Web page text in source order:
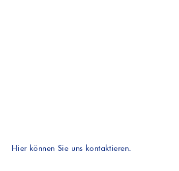
Hier können Sie uns kontaktieren.